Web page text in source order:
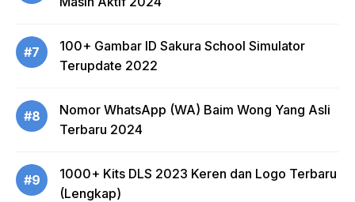
#7
100+ Gambar ID Sakura School Simulator
Terupdate 2022
#8
Nomor WhatsApp (WA) Baim Wong Yang Asli
Terbaru 2024
#9
1000+ Kits DLS 2023 Keren dan Logo Terbaru
(Lengkap)